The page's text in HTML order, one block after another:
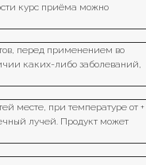
курс приёма можно
перед применением во
каких-либо заболеваний,
месте, при температуре от +
лучей. Продукт может